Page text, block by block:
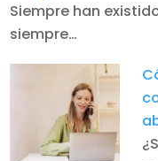
Siempre han
siempre…